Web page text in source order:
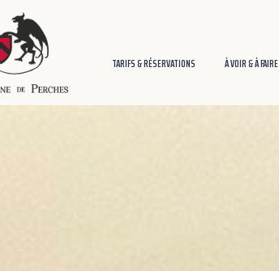
TARIFS & RÉSERVATIONS À VOIR & À FAIRE